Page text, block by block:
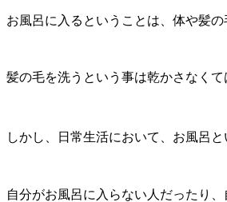
お風呂に入るということは、体や髪の
髪の毛を洗うという事は乾かさなく
しかし、日常生活において、お風呂と
自分がお風呂に入らない人だったり